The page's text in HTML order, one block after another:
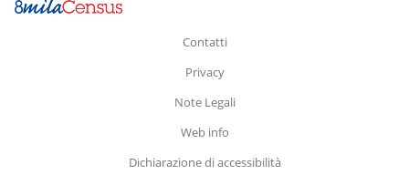
Contatti
Privacy
Note Legali
Web info
Dichiarazione di accessibilità